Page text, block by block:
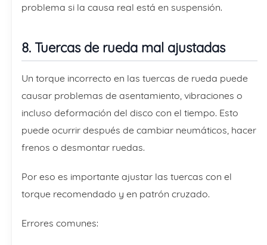
problema si la causa real está en suspensión.
8. Tuercas de rueda mal ajustadas
Un torque incorrecto en las tuercas de rueda puede
causar problemas de asentamiento, vibraciones o
incluso deformación del disco con el tiempo. Esto
puede ocurrir después de cambiar neumáticos, hacer
frenos o desmontar ruedas.
Por eso es importante ajustar las tuercas con el
torque recomendado y en patrón cruzado.
Errores comunes: